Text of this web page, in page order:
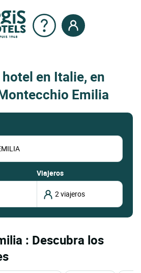
en Italie, en
Emilia
Viajeros
: Descubra los